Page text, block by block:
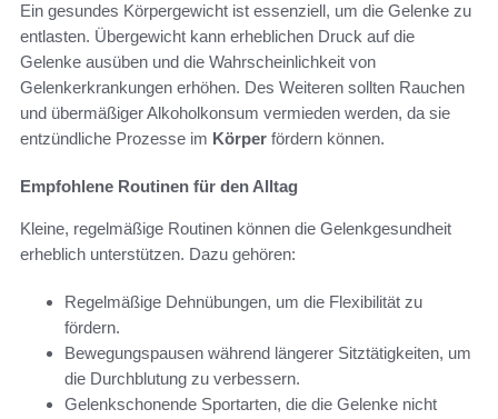
Ein gesundes Körpergewicht ist essenziell, um die Gelenke zu
entlasten. Übergewicht kann erheblichen Druck auf die
Gelenke ausüben und die Wahrscheinlichkeit von
Gelenkerkrankungen erhöhen. Des Weiteren sollten Rauchen
und übermäßiger Alkoholkonsum vermieden werden, da sie
entzündliche Prozesse im Körper fördern können.
Empfohlene Routinen für den Alltag
Kleine, regelmäßige Routinen können die Gelenkgesundheit
erheblich unterstützen. Dazu gehören:
Regelmäßige Dehnübungen, um die Flexibilität zu
fördern.
Bewegungspausen während längerer Sitztätigkeiten, um
die Durchblutung zu verbessern.
Gelenkschonende Sportarten, die die Gelenke nicht